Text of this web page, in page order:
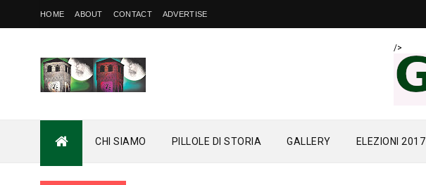
HOME ABOUT CONTACT ADVERTISE
/>
CHI SIAMO PILLOLE DI STORIA GALLERY ELEZIONI 2017